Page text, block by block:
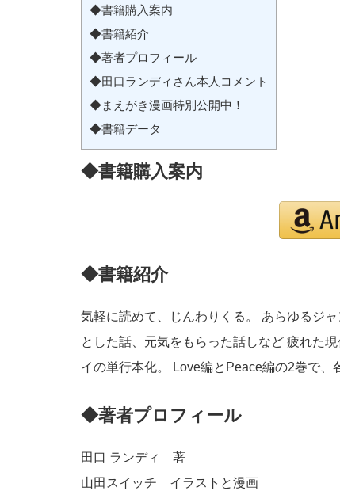
◆書籍購入案内
◆書籍紹介
◆著者プロフィール
◆田口ランディさん本人コメント
◆まえがき漫画特別公開中！
◆書籍データ
◆書籍購入案内
◆書籍紹介
気軽に読めて、じんわりくる。 あらゆるジ
とした話、元気をもらった話しなど 疲れた
イの単行本化。 Love編とPeace編の2巻で、
◆著者プロフィール
田口 ランディ 著
山田スイッチ イラストと漫画